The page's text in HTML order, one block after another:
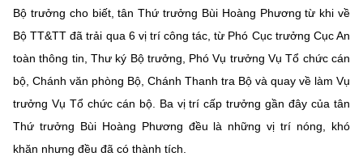
Bộ trưởng cho biết, tân Thứ trưởng Bùi Hoàng Phương từ khi về
Bộ TT&TT đã trải qua 6 vị trí công tác, từ Phó Cục trưởng Cục An
toàn thông tin, Thư ký Bộ trưởng, Phó Vụ trưởng Vụ Tổ chức cán
bộ, Chánh văn phòng Bộ, Chánh Thanh tra Bộ và quay về làm Vụ
trưởng Vụ Tổ chức cán bộ. Ba vị trí cấp trưởng gần đây của tân
Thứ trưởng Bùi Hoàng Phương đều là những vị trí nóng, khó
khăn nhưng đều đã có thành tích.